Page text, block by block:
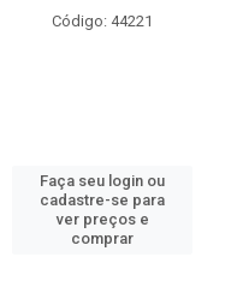
Código: 44221
Faça seu login ou
cadastre-se para
ver preços e
comprar